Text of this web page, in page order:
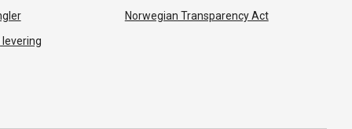
levering
Norwegian Transparency Act